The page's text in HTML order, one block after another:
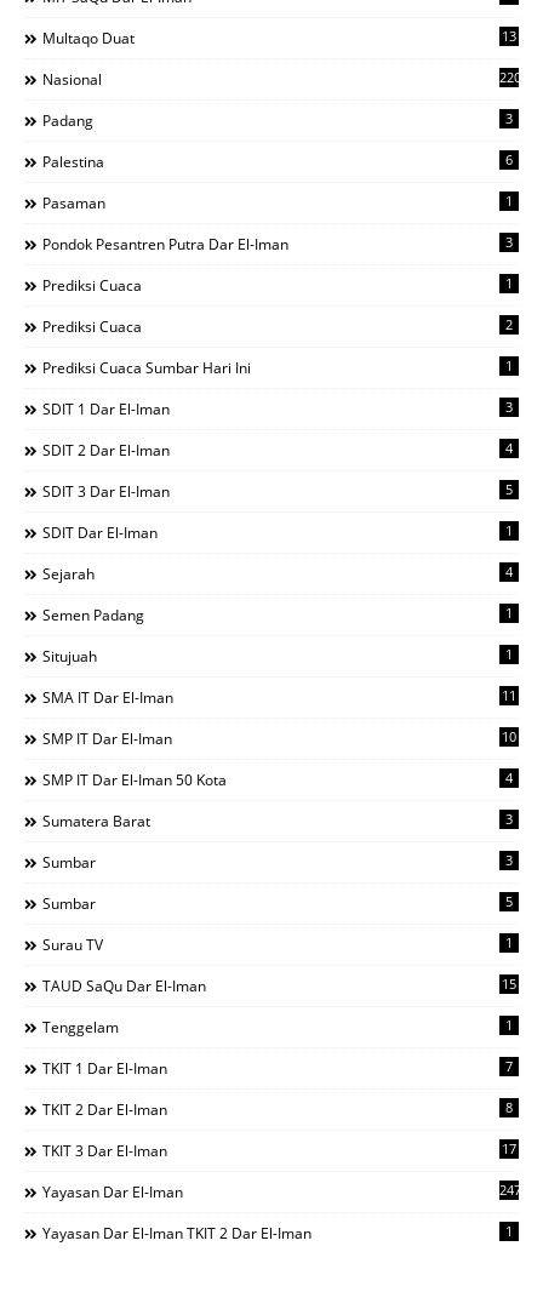
Multaqo Duat 13
Nasional 220
Padang 3
Palestina 6
Pasaman 1
Pondok Pesantren Putra Dar El-Iman 3
Prediksi Cuaca 1
Prediksi Cuaca 2
Prediksi Cuaca Sumbar Hari Ini 1
SDIT 1 Dar El-Iman 3
SDIT 2 Dar El-Iman 4
SDIT 3 Dar El-Iman 5
SDIT Dar El-Iman 1
Sejarah 4
Semen Padang 1
Situjuah 1
SMA IT Dar El-Iman 11
SMP IT Dar El-Iman 10
SMP IT Dar El-Iman 50 Kota 4
Sumatera Barat 3
Sumbar 3
Sumbar 5
Surau TV 1
TAUD SaQu Dar El-Iman 15
Tenggelam 1
TKIT 1 Dar El-Iman 7
TKIT 2 Dar El-Iman 8
TKIT 3 Dar El-Iman 17
Yayasan Dar El-Iman 247
Yayasan Dar El-Iman TKIT 2 Dar El-Iman 1